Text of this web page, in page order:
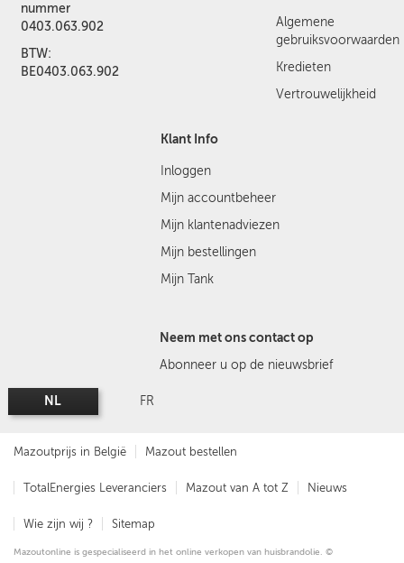
nummer
0403.063.902
BTW:
BE0403.063.902
Algemene
gebruiksvoorwaarden
Kredieten
Vertrouwelijkheid
Klant Info
Inloggen
Mijn accountbeheer
Mijn klantenadviezen
Mijn bestellingen
Mijn Tank
Neem met ons contact op
Abonneer u op de nieuwsbrief
NL FR
Mazoutprijs in België Mazout bestellen
TotalEnergies Leveranciers Mazout van A tot Z Nieuws
Wie zijn wij ? Sitemap
Mazoutonline is gespecialiseerd in het online verkopen van huisbrandolie. ©